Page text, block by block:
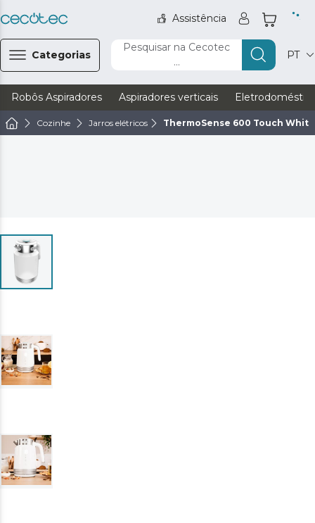
Assistência
Categorias
Pesquisar na Cecotec
...
PT
Robôs Aspiradores Aspiradores verticais
Cozinhe Jarros elétricos ThermoSense 600 Touch White